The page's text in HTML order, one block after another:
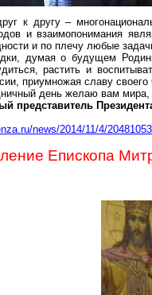
к другу –
и взаимопонимания
и по плечу любые
думая о будущем
растить и
приумножая славу своего
день желаю вам
представитель
news/2014/11/4/20481053
Епископа